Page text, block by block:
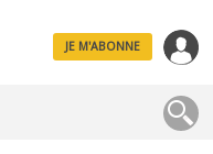
JE M'ABONNE